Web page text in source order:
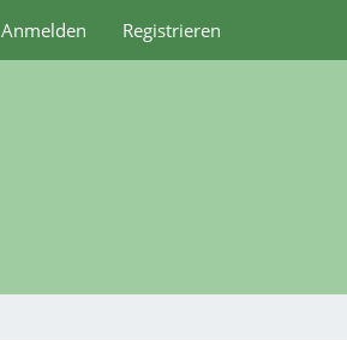
Anmelden Registrieren